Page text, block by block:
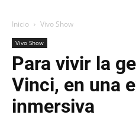
Inicio Vivo Show
Vivo Show
Para vivir la
Vinci, en una
inmersiva